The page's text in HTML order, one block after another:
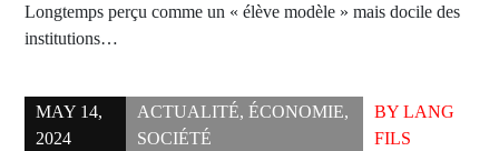
Longtemps perçu comme un « élève modèle » mais docile des
institutions…
MAY 14,
2024
ACTUALITÉ, ÉCONOMIE,
SOCIÉTÉ
BY LANG
FILS